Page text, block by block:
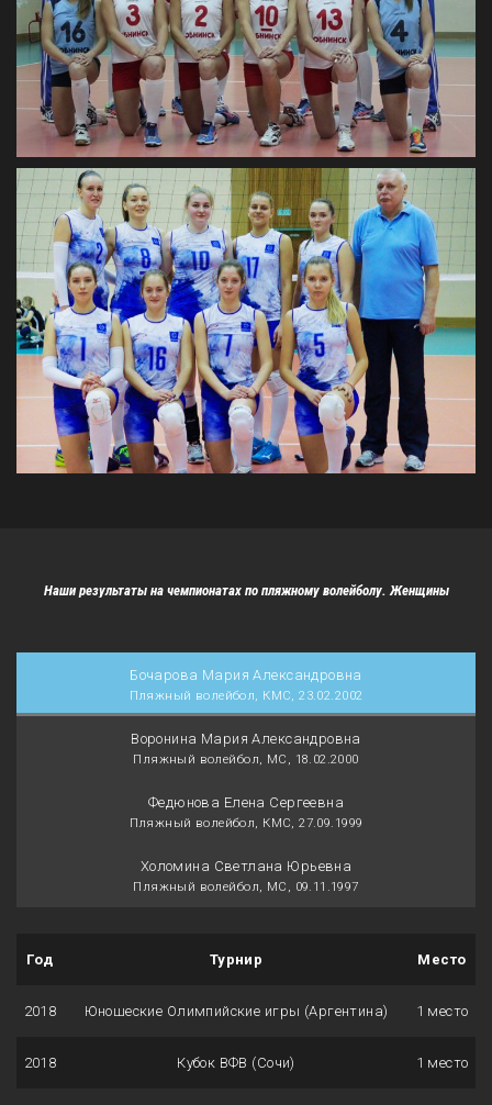
Наши результаты на чемпионатах по пляжному волейболу. Женщины
Бочарова Мария Александровна
Пляжный волейбол, КМС, 23.02.2002
Воронина Мария Александровна
Пляжный волейбол, МС, 18.02.2000
Федюнова Елена Сергеевна
Пляжный волейбол, КМС, 27.09.1999
Холомина Светлана Юрьевна
Пляжный волейбол, МС, 09.11.1997
Год Турнир Место
2018 Юношеские Олимпийские игры (Аргентина) 1 место
2018 Кубок ВФВ (Сочи) 1 место